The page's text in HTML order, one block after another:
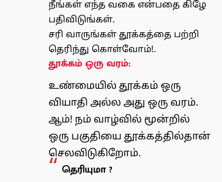
நீங்கள் எந்த வகை என்பதை கிழே
பதிவிடுங்கள்.
சரி வாருங்கள் தூக்கத்தை பற்றி
தெரிந்து கொள்வோம்!.
தூக்கம் ஒரு வரம்:
உண்மையில் தூக்கம் ஒரு
வியாதி அல்ல அது ஒரு வரம்.
ஆம்! நம் வாழ்வில் மூன்றில்
ஒரு பகுதியை தூக்கத்தில்தான்
செலவிடுகிறோம்.
தெரியுமா ?